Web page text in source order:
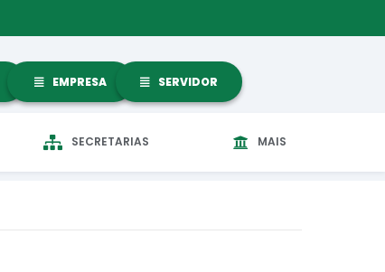
EMPRESA SERVIDOR
SECRETARIAS MAIS